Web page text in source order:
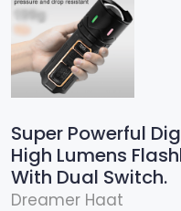
Super Powerful
High Lumens
With Dual Switch.
Dreamer Haat